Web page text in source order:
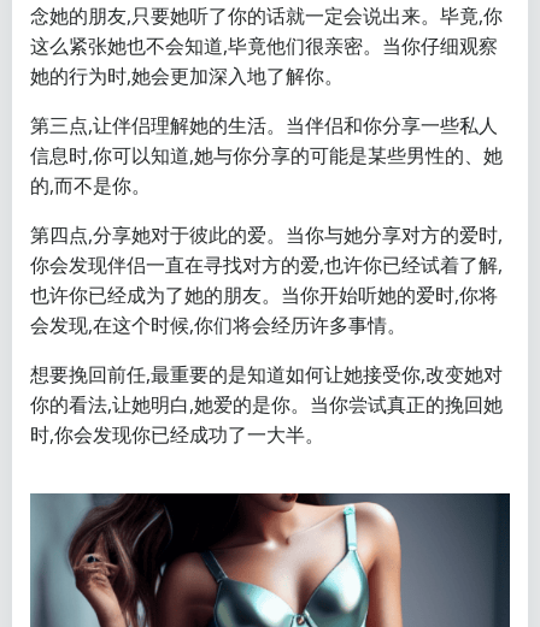
念她的朋友,只要她听了你的话就一定会说出来。毕竟,你
这么紧张她也不会知道,毕竟他们很亲密。当你仔细观察
她的行为时,她会更加深入地了解你。
第三点,让伴侣理解她的生活。当伴侣和你分享一些私人
信息时,你可以知道,她与你分享的可能是某些男性的、她
的,而不是你。
第四点,分享她对于彼此的爱。当你与她分享对方的爱时,
你会发现伴侣一直在寻找对方的爱,也许你已经试着了解,
也许你已经成为了她的朋友。当你开始听她的爱时,你将
会发现,在这个时候,你们将会经历许多事情。
想要挽回前任,最重要的是知道如何让她接受你,改变她对
你的看法,让她明白,她爱的是你。当你尝试真正的挽回她
时,你会发现你已经成功了一大半。